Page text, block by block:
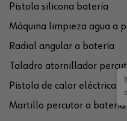
Pistola silicona batería
Máquina limpieza agua a
Radial angular a batería
Taladro atornillador
Pistola de calor eléctrica
Martillo percutor a batería